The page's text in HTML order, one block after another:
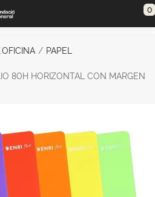
0
PAPEL
80H HORIZONTAL CON MARGEN